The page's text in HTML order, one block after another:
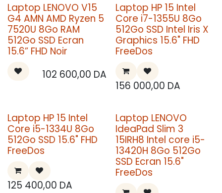
Laptop LENOVO V15
G4 AMN AMD Ryzen 5
7520U 8Go RAM
512Go SSD Ecran
15.6” FHD Noir
102 600,00 DA
Laptop HP 15 Intel
Core i7-1355U 8Go
512Go SSD Intel Iris X
Graphics 15.6" FHD
FreeDos
156 000,00 DA
Laptop HP 15 Intel
Core i5-1334U 8Go
512Go SSD 15.6" FHD
FreeDos
125 400,00 DA
Laptop LENOVO
IdeaPad Slim 3
15IRH8 Intel core i5-
13420H 8Go 512Go
SSD Ecran 15.6"
FreeDos